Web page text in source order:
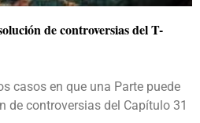
de controversias del T-
casos en que una Parte puede
de controversias del Capítulo 31